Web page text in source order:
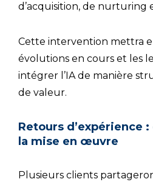
d’acquisition, de nurturing
Cette intervention mettra
évolutions en cours et les
intégrer l’IA de manière
de valeur.
Retours d’expérience
la mise en œuvre
Plusieurs clients